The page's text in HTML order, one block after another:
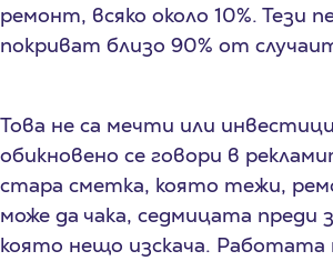
ремонт, всяко около 10%. Тези
покриват близо 90% от
Това не са мечти или
обикновено се говори в
стара сметка, която тежи,
може да чака, седмицата преди
която нещо изскача.